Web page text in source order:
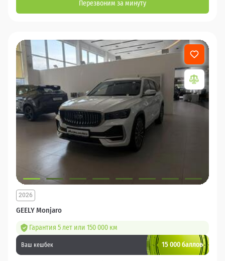
Перезвоним за минуту
GEELY Monjaro
2026
Гарантия 5 лет или 150 000 км
Ваш кешбек 15 000 баллов